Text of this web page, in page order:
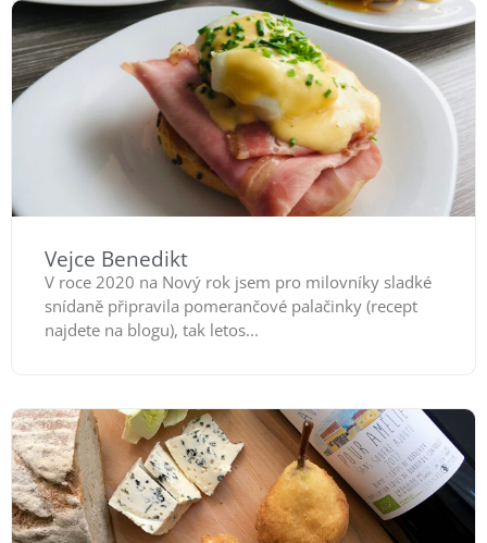
Vejce Benedikt
V roce 2020 na Nový rok jsem pro milovníky sladké
snídaně připravila pomerančové palačinky (recept
najdete na blogu), tak letos...